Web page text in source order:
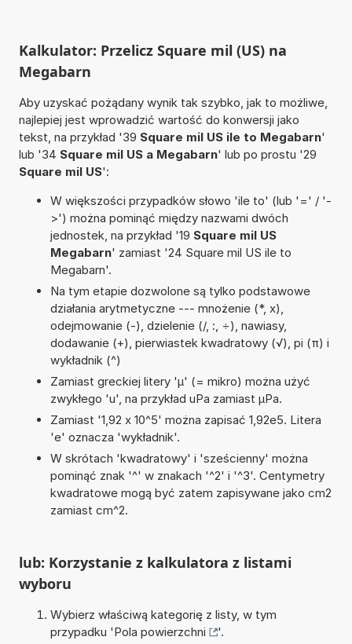
Kalkulator: Przelicz Square mil (US) na
Megabarn
Aby uzyskać pożądany wynik tak szybko, jak to możliwe,
najlepiej jest wprowadzić wartość do konwersji jako
tekst, na przykład '39 Square mil US ile to Megabarn'
lub '34 Square mil US a Megabarn' lub po prostu '29
Square mil US':
W większości przypadków słowo 'ile to' (lub '=' / '-
>') można pominąć między nazwami dwóch
jednostek, na przykład '19 Square mil US
Megabarn' zamiast '24 Square mil US ile to
Megabarn'.
Na tym etapie dozwolone są tylko podstawowe
działania arytmetyczne --- mnożenie (*, x),
odejmowanie (-), dzielenie (/, :, ÷), nawiasy,
dodawanie (+), pierwiastek kwadratowy (√), pi (π) i
wykładnik (^)
Zamiast greckiej litery 'µ' (= mikro) można użyć
zwykłego 'u', na przykład uPa zamiast µPa.
Zamiast '1,92 x 10^5' można zapisać 1,92e5. Litera
'e' oznacza 'wykładnik'.
W skrótach 'kwadratowy' i 'sześcienny' można
pominąć znak '^' w znakach '^2' i '^3'. Centymetry
kwadratowe mogą być zatem zapisywane jako cm2
zamiast cm^2.
lub: Korzystanie z kalkulatora z listami
wyboru
Wybierz właściwą kategorię z listy, w tym
przypadku 'Pola powierzchni
'.